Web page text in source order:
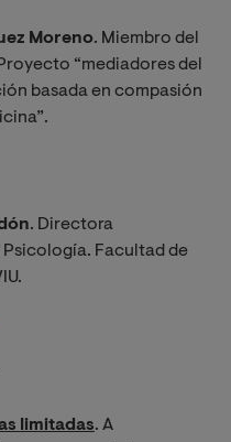
Moreno. Miembro del
“mediadores del
basada en compasión
. Directora
Facultad de
limitadas. A